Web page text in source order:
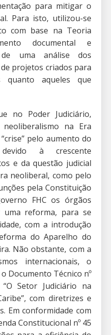
para mitigar o
Para isto, utilizou-se
com base na Teoria
documental e
de uma análise dos
projetos criados para
quanto aqueles que
no Poder Judiciário,
na Era
pelo aumento do
à crescente
e da questão judicial
neoliberal, como pelo
pela Constituição
FHC os órgãos
uma reforma, para se
com a introdução
do Aparelho do
Não obstante, com a
internacionais, o
Documento Técnico nº
Setor Judiciário na
com diretrizes e
Em conformidade com
Constitucional nº 45